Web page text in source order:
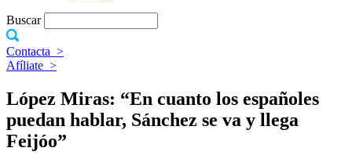
Buscar
Contacta >
Afíliate >
López Miras: “En cuanto los españoles
puedan hablar, Sánchez se va y llega
Feijóo”